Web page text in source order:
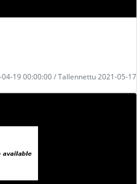
04-19 00:00:00 / Tallennettu 2021-05-17